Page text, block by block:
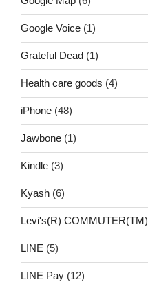
Google Voice (1)
Grateful Dead (1)
Health care goods (4)
iPhone (48)
Jawbone (1)
Kindle (3)
Kyash (6)
Levi's(R) COMMUTER(TM)
LINE (5)
LINE Pay (12)